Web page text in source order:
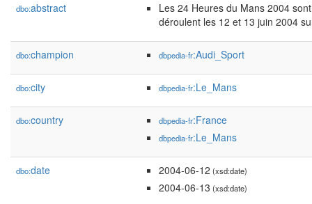
dbo:abstract
Les 24 Heures du Mans 2004
déroulent les 12 et 13 juin 2004
dbo:champion dbpedia-fr:Audi_Sport
dbo:city dbpedia-fr:Le_Mans
dbo:country dbpedia-fr:France
dbpedia-fr:Le_Mans
dbo:date 2004-06-12 (xsd:date)
2004-06-13 (xsd:date)